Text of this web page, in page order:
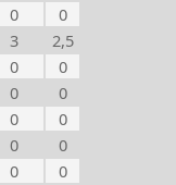
0
0
3
2,5
0
0
0
0
0
0
0
0
0
0